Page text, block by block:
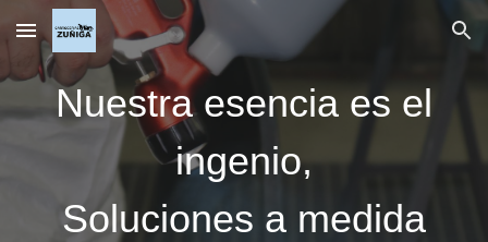
Skip to main content Skip to navigation
Nuestra esencia es el
ingenio,
Soluciones a medida